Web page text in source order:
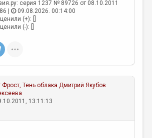
серия 1237 № 89726 от 08.10.2011
|
09.08.2026. 00:14:00
(+): []
(-): []
Фрост, Тень облака Дмитрий Якубов
13:11:13